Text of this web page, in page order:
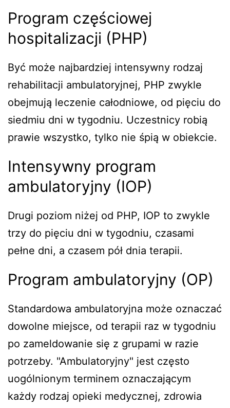
Program częściowej
hospitalizacji (PHP)
Być może najbardziej intensywny rodzaj
rehabilitacji ambulatoryjnej, PHP zwykle
obejmują leczenie całodniowe, od pięciu do
siedmiu dni w tygodniu. Uczestnicy robią
prawie wszystko, tylko nie śpią w obiekcie.
Intensywny program
ambulatoryjny (IOP)
Drugi poziom niżej od PHP, IOP to zwykle
trzy do pięciu dni w tygodniu, czasami
pełne dni, a czasem pół dnia terapii.
Program ambulatoryjny (OP)
Standardowa ambulatoryjna może oznaczać
dowolne miejsce, od terapii raz w tygodniu
po zameldowanie się z grupami w razie
potrzeby. "Ambulatoryjny" jest często
uogólnionym terminem oznaczającym
każdy rodzaj opieki medycznej, zdrowia